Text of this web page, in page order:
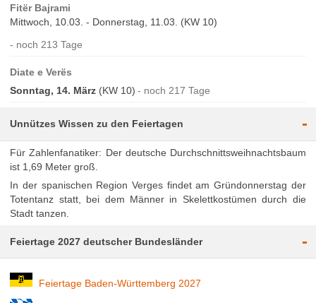
Fitër Bajrami
Mittwoch, 10.03. - Donnerstag, 11.03. (KW 10)
noch 213 Tage
Diate e Verës
Sonntag, 14. März (KW 10) noch 217 Tage
Unnützes Wissen zu den Feiertagen -
Für Zahlenfanatiker: Der deutsche Durchschnittsweihnachtsbaum
ist 1,69 Meter groß.
In der spanischen Region Verges findet am Gründonnerstag der
Totentanz statt, bei dem Männer in Skelettkostümen durch die
Stadt tanzen.
Feiertage 2027 deutscher Bundesländer -
Feiertage Baden-Württemberg 2027